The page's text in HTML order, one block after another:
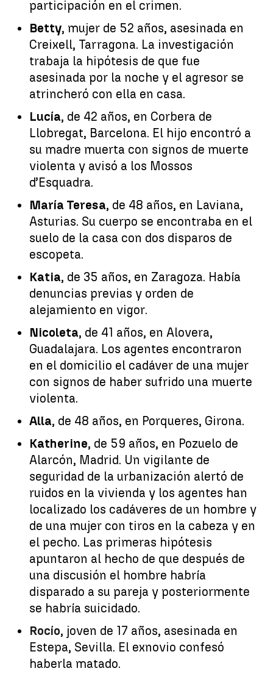
participación en el crimen.
Betty, mujer de 52 años, asesinada en
Creixell, Tarragona. La investigación
trabaja la hipótesis de que fue
asesinada por la noche y el agresor se
atrincheró con ella en casa.
Lucía, de 42 años, en Corbera de
Llobregat, Barcelona. El hijo encontró a
su madre muerta con signos de muerte
violenta y avisó a los Mossos
d’Esquadra.
María Teresa, de 48 años, en Laviana,
Asturias. Su cuerpo se encontraba en el
suelo de la casa con dos disparos de
escopeta.
Katia, de 35 años, en Zaragoza. Había
denuncias previas y orden de
alejamiento en vigor.
Nicoleta, de 41 años, en Alovera,
Guadalajara. Los agentes encontraron
en el domicilio el cadáver de una mujer
con signos de haber sufrido una muerte
violenta.
Alla, de 48 años, en Porqueres, Girona.
Katherine, de 59 años, en Pozuelo de
Alarcón, Madrid. Un vigilante de
seguridad de la urbanización alertó de
ruidos en la vivienda y los agentes han
localizado los cadáveres de un hombre y
de una mujer con tiros en la cabeza y en
el pecho. Las primeras hipótesis
apuntaron al hecho de que después de
una discusión el hombre habría
disparado a su pareja y posteriormente
se habría suicidado.
Rocío, joven de 17 años, asesinada en
Estepa, Sevilla. El exnovio confesó
haberla matado.